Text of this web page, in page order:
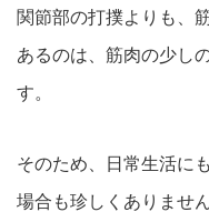
関節部の打撲よりも、
あるのは、筋肉の少し
す。
そのため、日常生活に
場合も珍しくありません